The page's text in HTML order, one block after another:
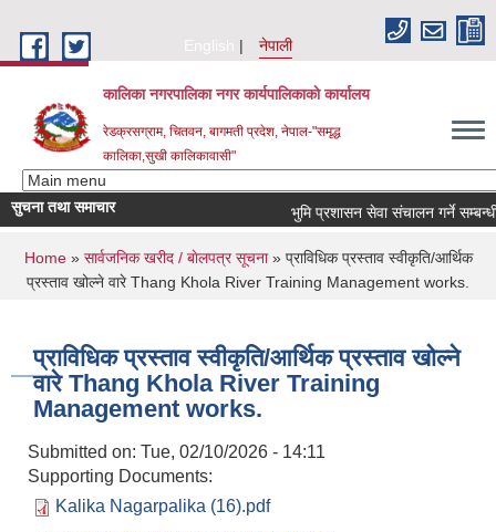
English
नेपाली
कालिका नगरपालिका नगर कार्यपालिकाकाे कार्यालय
रेडक्रसग्राम, चितवन, बागमती प्रदेश, नेपाल-"समृद्ध
कालिका,सुखी कालिकावासी"
सुचना तथा समाचार भुमि प्रशासन सेवा संचालन गर्ने सम्बन्धी
You are here
Home» सार्वजनिक खरीद / बाेलपत्र सूचना» प्राविधिक प्रस्ताव स्वीकृति/आर्थिक
प्रस्ताव खोल्ने वारे Thang Khola River Training Management works.
प्राविधिक प्रस्ताव स्वीकृति/आर्थिक प्रस्ताव खोल्ने
वारे Thang Khola River Training
Management works.
Submitted on: Tue, 02/10/2026 - 14:11
Supporting Documents:
Kalika Nagarpalika (16).pdf